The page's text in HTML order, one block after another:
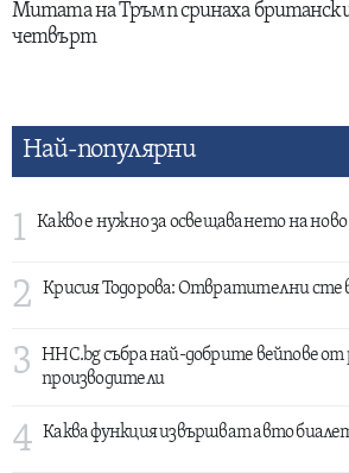
Митата на Тръмп сринаха
четвърт
Най-популярни
1 Какво е нужно за освещаването на
2 Крисия Тодорова: Отвратителни сте
3
HHC.bg събра най-добрите вейпове от
производители
4 Каква функция извършват авто